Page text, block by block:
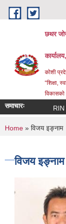
Skip to main content
छथर
कोशी
“शिक्षा,
समाचारः RIN
You are
Home » विजय इङ्नाम
विजय इङ्नाम